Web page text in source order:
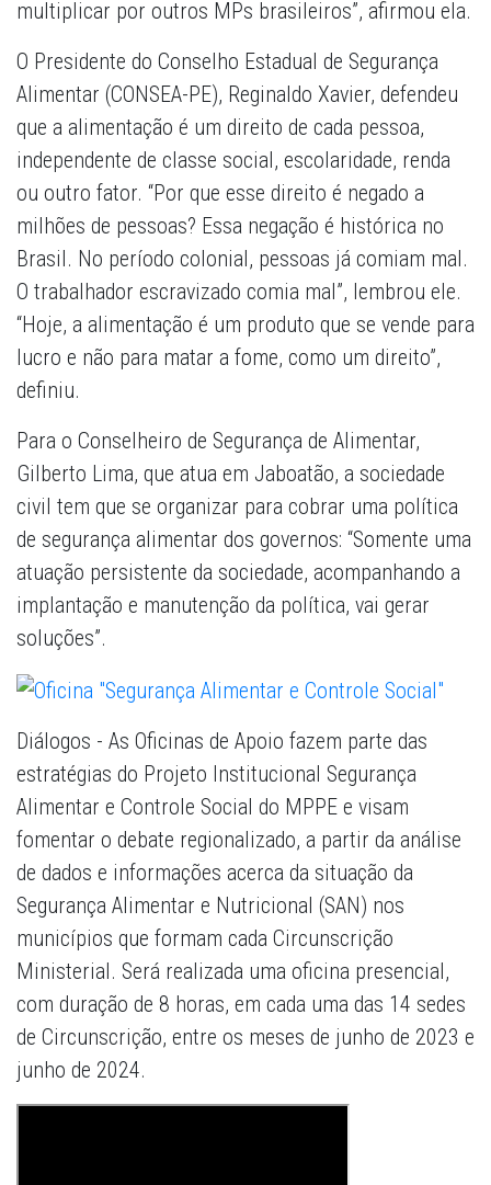
multiplicar por outros MPs brasileiros”, afirmou ela.
O Presidente do Conselho Estadual de Segurança
Alimentar (CONSEA-PE), Reginaldo Xavier, defendeu
que a alimentação é um direito de cada pessoa,
independente de classe social, escolaridade, renda
ou outro fator. “Por que esse direito é negado a
milhões de pessoas? Essa negação é histórica no
Brasil. No período colonial, pessoas já comiam mal.
O trabalhador escravizado comia mal”, lembrou ele.
“Hoje, a alimentação é um produto que se vende para
lucro e não para matar a fome, como um direito”,
definiu.
Para o Conselheiro de Segurança de Alimentar,
Gilberto Lima, que atua em Jaboatão, a sociedade
civil tem que se organizar para cobrar uma política
de segurança alimentar dos governos: “Somente uma
atuação persistente da sociedade, acompanhando a
implantação e manutenção da política, vai gerar
soluções”.
Diálogos - As Oficinas de Apoio fazem parte das
estratégias do Projeto Institucional Segurança
Alimentar e Controle Social do MPPE e visam
fomentar o debate regionalizado, a partir da análise
de dados e informações acerca da situação da
Segurança Alimentar e Nutricional (SAN) nos
municípios que formam cada Circunscrição
Ministerial. Será realizada uma oficina presencial,
com duração de 8 horas, em cada uma das 14 sedes
de Circunscrição, entre os meses de junho de 2023 e
junho de 2024.